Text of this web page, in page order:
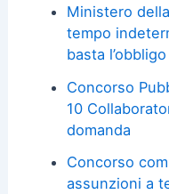
Ministero
tempo
basta
Concorso
10
domanda
Concorso
assunzioni a